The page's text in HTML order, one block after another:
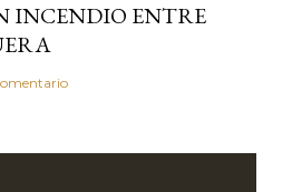
INCENDIO ENTRE